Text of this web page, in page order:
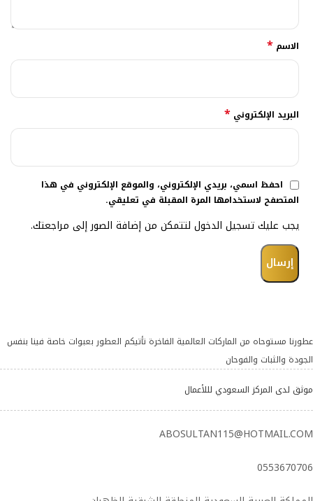
الاسم *
البريد الإلكتروني *
احفظ اسمي، بريدي الإلكتروني، والموقع الإلكتروني في هذا
المتصفح لاستخدامها المرة المقبلة في تعليقي.
يجب عليك تسجيل الدخول لتتمكن من إضافة الصور إلى مراجعتك.
عطورنا مستوحاه من الماركات العالمية الفاخرة تأتيكم العطور بعبوات خاصة فينا بنفس
الجودة والثبات والفوحان
موثق لدى المركز السعودي لللأعمال
ABOSULTAN115@HOTMAIL.COM
0553670706